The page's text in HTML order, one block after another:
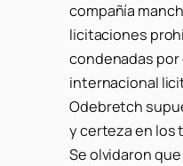
compañía
licitaciones
condenadas
internacional
Odebretch
y certeza en los
Se olvidaron